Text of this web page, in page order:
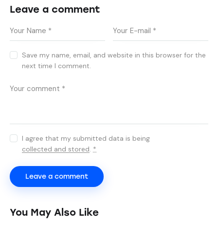
Leave a comment
Save my name, email, and website in this browser for the
next time I comment.
I agree that my submitted data is being
collected and stored. *
You May Also Like